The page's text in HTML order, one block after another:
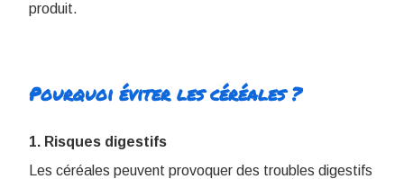
produit.
Pourquoi éviter les céréales ?
1. Risques digestifs
Les céréales peuvent provoquer des troubles digestifs